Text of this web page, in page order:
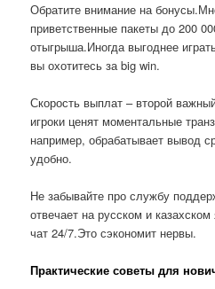
Обратите внимание на
приветственные пакеты до 200
отыгрыша.Иногда выгоднее
вы охотитесь за big win.
Скорость выплат – второй
игроки ценят моментальные
например, обрабатывает вывод
удобно.
Не забывайте про службу
отвечает на русском и
чат 24/7.Это сэкономит нервы.
Практические советы для